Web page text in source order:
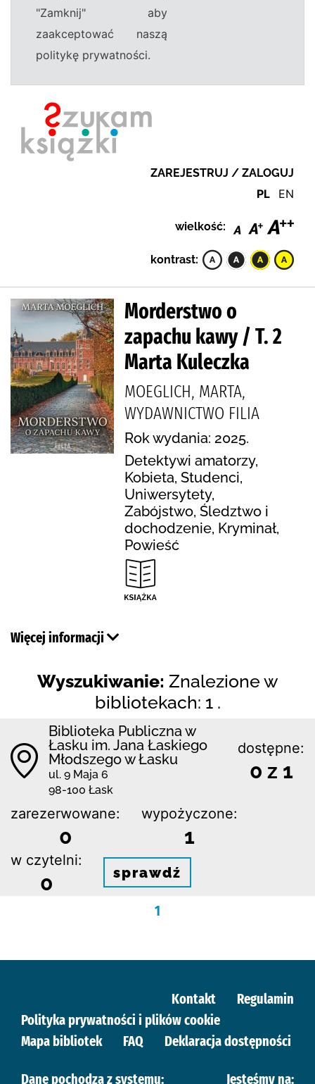
"Zamknij" aby
zaakceptować naszą
politykę prywatności.
ZAREJESTRUJ / ZALOGUJ
PL EN
wielkość:
kontrast:
Morderstwo o
zapachu kawy / T. 2
Marta Kuleczka
MOEGLICH, MARTA,
WYDAWNICTWO FILIA
Rok wydania: 2025.
Detektywi amatorzy,
Kobieta, Studenci,
Uniwersytety,
Zabójstwo, Śledztwo i
dochodzenie, Kryminał,
Powieść
Więcej informacji
Wyszukiwanie: Znalezione w
bibliotekach: 1 .
Biblioteka Publiczna w
Łasku im. Jana Łaskiego
Młodszego w Łasku
ul. 9 Maja 6
98-100 Łask
dostępne:
0 z 1
zarezerwowane:
0
wypożyczone:
1
w czytelni:
0 sprawdź
1
Kontakt
Regulamin
Polityka prywatności i plików cookie
Mapa bibliotek
FAQ Deklaracja dostępności
Dane pochodzą z systemu: Jesteśmy na: